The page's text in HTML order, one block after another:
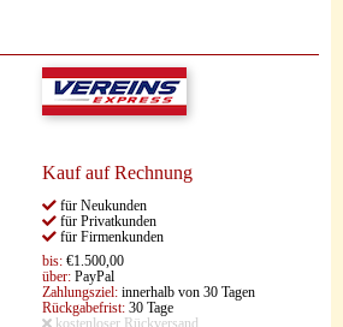
Kauf auf Rechnung
für Neukunden
für Privatkunden
für Firmenkunden
bis: €1.500,00
über: PayPal
Zahlungsziel: innerhalb von 30 Tagen
Rückgabefrist: 30 Tage
kostenloser Rückversand